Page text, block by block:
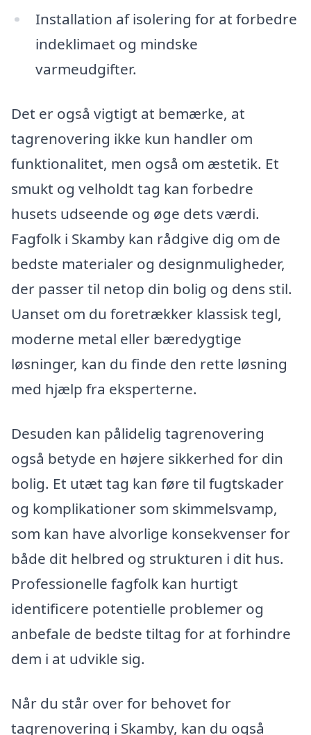
Installation af isolering for at forbedre
indeklimaet og mindske
varmeudgifter.
Det er også vigtigt at bemærke, at
tagrenovering ikke kun handler om
funktionalitet, men også om æstetik. Et
smukt og velholdt tag kan forbedre
husets udseende og øge dets værdi.
Fagfolk i Skamby kan rådgive dig om de
bedste materialer og designmuligheder,
der passer til netop din bolig og dens stil.
Uanset om du foretrækker klassisk tegl,
moderne metal eller bæredygtige
løsninger, kan du finde den rette løsning
med hjælp fra eksperterne.
Desuden kan pålidelig tagrenovering
også betyde en højere sikkerhed for din
bolig. Et utæt tag kan føre til fugtskader
og komplikationer som skimmelsvamp,
som kan have alvorlige konsekvenser for
både dit helbred og strukturen i dit hus.
Professionelle fagfolk kan hurtigt
identificere potentielle problemer og
anbefale de bedste tiltag for at forhindre
dem i at udvikle sig.
Når du står over for behovet for
tagrenovering i Skamby, kan du også